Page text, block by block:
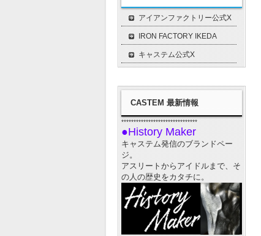
アイアンファクトリー公式X
IRON FACTORY IKEDA
キャステム公式X
CASTEM 最新情報
*******************************
●History Maker
キャステム発信のブランドペー
ジ。
アスリートからアイドルまで、そ
の人の歴史をカタチに。